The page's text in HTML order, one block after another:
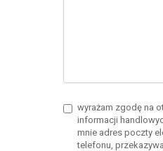
wyrażam zgodę na
informacji
mnie adres poczty
telefonu,